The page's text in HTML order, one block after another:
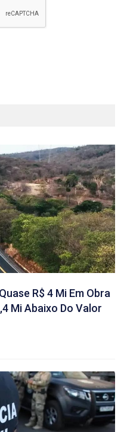
R$ 4 Mi Em Obra
Mi Abaixo Do Valor